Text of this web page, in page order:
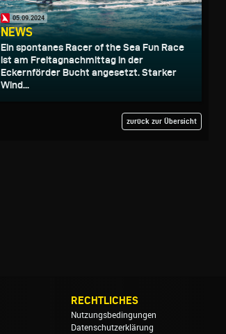
05.09.2024
NEWS
Ein spontanes Racer of the Sea Fun Race
ist am Freitagnachmittag in der
Eckernförder Bucht angesetzt. Starker
Wind...
zurück zur Übersicht
RECHTLICHES
Nutzungsbedingungen
Datenschutzerklärung